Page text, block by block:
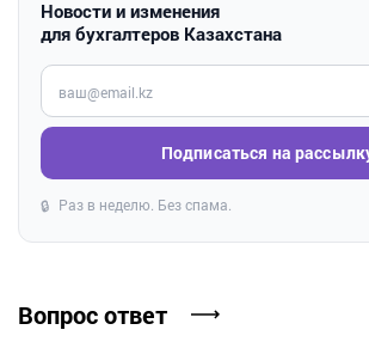
Новости и изменения
для бухгалтеров Казахстана
Введите ваш e-mail
Подписаться на
🔒 Раз в неделю. Без спама.
Вопрос ответ